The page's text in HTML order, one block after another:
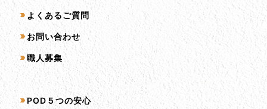
よくあるご質問
お問い合わせ
職人募集
サービス一覧
POD５つの安心